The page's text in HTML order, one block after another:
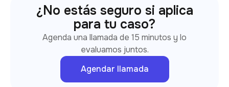
¿No estás seguro si aplica
para tu caso?
Agenda una llamada de 15 minutos y lo
evaluamos juntos.
Agendar llamada